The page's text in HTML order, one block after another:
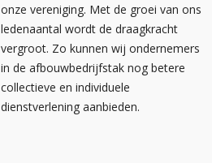
onze vereniging. Met de groei van ons
ledenaantal wordt de draagkracht
vergroot. Zo kunnen wij ondernemers
in de afbouwbedrijfstak nog betere
collectieve en individuele
dienstverlening aanbieden.